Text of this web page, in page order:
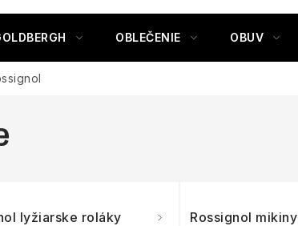
OBLEČENIE OBUV
lyžiarske roláky Rossignol mikiny